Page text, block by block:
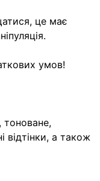
це має
умов!
відтінки, а також